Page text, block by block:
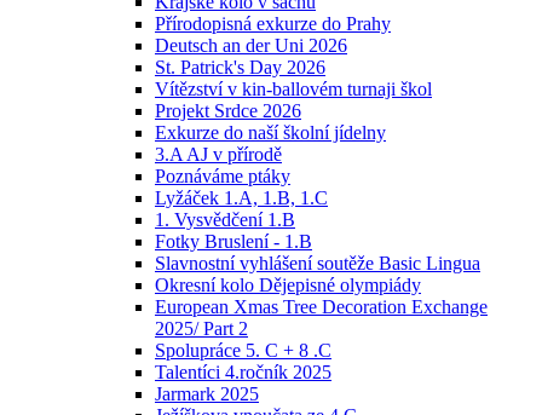
Přírodopisná exkurze do Prahy
Deutsch an der Uni 2026
St. Patrick's Day 2026
Vítězství v kin-ballovém turnaji škol
Projekt Srdce 2026
Exkurze do naší školní jídelny
3.A AJ v přírodě
Poznáváme ptáky
Lyžáček 1.A, 1.B, 1.C
1. Vysvědčení 1.B
Fotky Bruslení - 1.B
Slavnostní vyhlášení soutěže Basic Lingua
Okresní kolo Dějepisné olympiády
European Xmas Tree Decoration Exchange
2025/ Part 2
Spolupráce 5. C + 8 .C
Talentíci 4.ročník 2025
Jarmark 2025